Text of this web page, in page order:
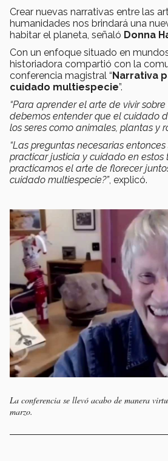
Crear nuevas narrativas entre las
humanidades nos brindará una
habitar el planeta, señaló Donna
Con un enfoque situado en
historiadora compartió con la
conferencia magistral “Narrativa
cuidado multiespecie”.
“Para aprender el arte de vivir
debemos entender que el cuidado
los seres como animales, plantas y
“Las preguntas necesarias
practicar justicia y cuidado en estos
practicamos el arte de florecer
cuidado multiespecie?”, explicó.
La conferencia se llevó acabo de manera
marzo.